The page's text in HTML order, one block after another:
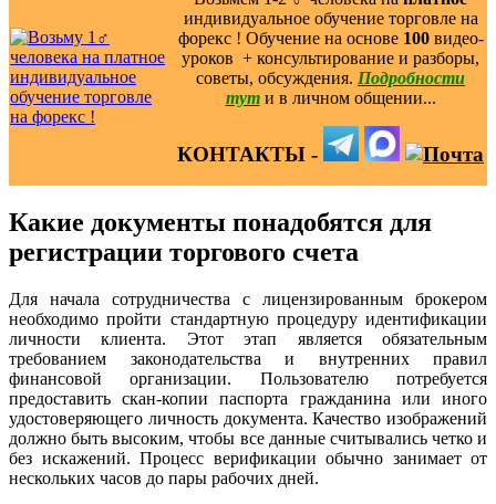
индивидуальное обучение торговле на
форекс ! Обучение на основе 100видео-
уроков ️ + консультирование и разборы,
советы, обсуждения. Подробности
тут и в личном общении...
КОНТАКТЫ -
Какие документы понадобятся для
регистрации торгового счета
Для начала сотрудничества с лицензированным брокером
необходимо пройти стандартную процедуру идентификации
личности клиента. Этот этап является обязательным
требованием законодательства и внутренних правил
финансовой организации. Пользователю потребуется
предоставить скан-копии паспорта гражданина или иного
удостоверяющего личность документа. Качество изображений
должно быть высоким, чтобы все данные считывались четко и
без искажений. Процесс верификации обычно занимает от
нескольких часов до пары рабочих дней.